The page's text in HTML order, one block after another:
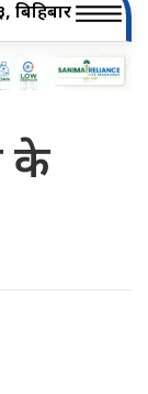
बिहिबार
के